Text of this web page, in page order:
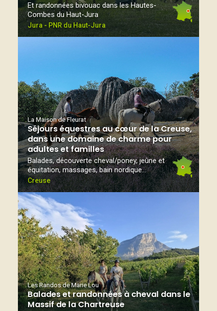
Et randonnées bivouac dans les Hautes-
Combes du Haut-Jura
Jura - PNR du Haut-Jura
La Maison de Fleurat
Séjours équestres au cœur de la Creuse,
dans une domaine de charme pour
adultes et familles
Balades, découverte cheval/poney, jeûne et
équitation, massages, bain nordique...
Creuse
Les Randos de Marie Lou
Balades et randonnées à cheval dans le
Massif de la Chartreuse